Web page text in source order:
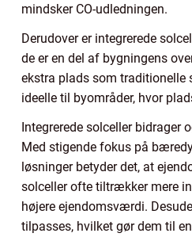
mindsker CO-udledningen.
Derudover er integrerede
de er en del af bygningens
ekstra plads som traditionelle
ideelle til byområder, hvor
Integrerede solceller bidrager
Med stigende fokus på
løsninger betyder det, at
solceller ofte tiltrækker mere
højere ejendomsværdi.
tilpasses, hvilket gør dem til